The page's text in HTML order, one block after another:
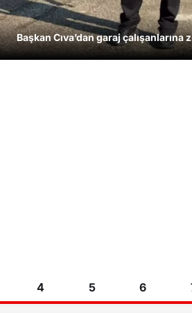
Başkan Cıva’dan garaj çalışanlarına
4 5 6